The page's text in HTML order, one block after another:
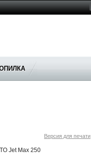
Версия для печати